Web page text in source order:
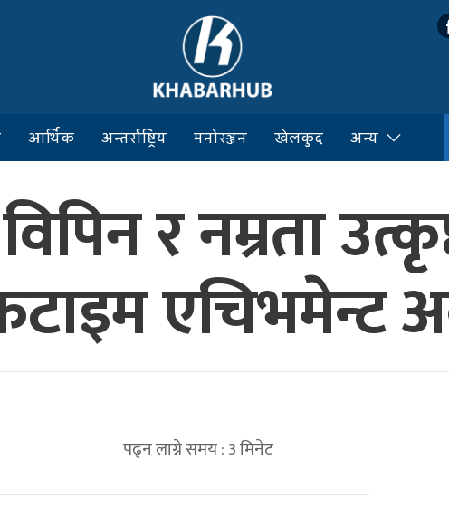
आर्थिक अन्तर्राष्ट्रिय मनोरञ्जन खेलकुद अन्य
र नम्रता
एचिभ​मेन्ट​
पढ्न लाग्ने समय :3मिनेट